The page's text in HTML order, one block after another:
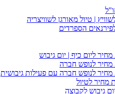
| טיול מאורגן לשוויצריה
הספרדים
ליום כיף | יום גיבוש
לנופש חברה
לנופש חברה עם פעילות גיבושית
לטיול
גיבוש לקבוצה